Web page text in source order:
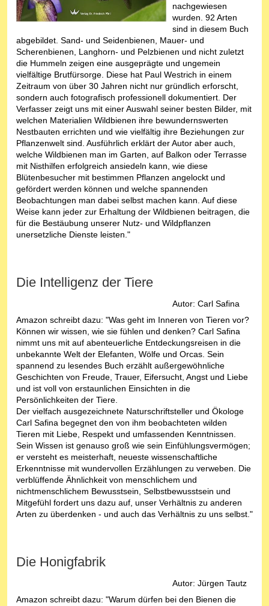
nachgewiesen
wurden. 92 Arten
sind in diesem Buch
abgebildet. Sand- und Seidenbienen, Mauer- und
Scherenbienen, Langhorn- und Pelzbienen und nicht zuletzt
die Hummeln zeigen eine ausgeprägte und ungemein
vielfältige Brutfürsorge. Diese hat Paul Westrich in einem
Zeitraum von über 30 Jahren nicht nur gründlich erforscht,
sondern auch fotografisch professionell dokumentiert. Der
Verfasser zeigt uns mit einer Auswahl seiner besten Bilder, mit
welchen Materialien Wildbienen ihre bewundernswerten
Nestbauten errichten und wie vielfältig ihre Beziehungen zur
Pflanzenwelt sind. Ausführlich erklärt der Autor aber auch,
welche Wildbienen man im Garten, auf Balkon oder Terrasse
mit Nisthilfen erfolgreich ansiedeln kann, wie diese
Blütenbesucher mit bestimmen Pflanzen angelockt und
gefördert werden können und welche spannenden
Beobachtungen man dabei selbst machen kann. Auf diese
Weise kann jeder zur Erhaltung der Wildbienen beitragen, die
für die Bestäubung unserer Nutz- und Wildpflanzen
unersetzliche Dienste leisten."
Die Intelligenz der Tiere
Autor: Carl Safina
Amazon schreibt dazu: "Was geht im Inneren von Tieren vor?
Können wir wissen, wie sie fühlen und denken? Carl Safina
nimmt uns mit auf abenteuerliche Entdeckungsreisen in die
unbekannte Welt der Elefanten, Wölfe und Orcas. Sein
spannend zu lesendes Buch erzählt außergewöhnliche
Geschichten von Freude, Trauer, Eifersucht, Angst und Liebe
und ist voll von erstaunlichen Einsichten in die
Persönlichkeiten der Tiere.
Der vielfach ausgezeichnete Naturschriftsteller und Ökologe
Carl Safina begegnet den von ihm beobachteten wilden
Tieren mit Liebe, Respekt und umfassenden Kenntnissen.
Sein Wissen ist genauso groß wie sein Einfühlungsvermögen;
er versteht es meisterhaft, neueste wissenschaftliche
Erkenntnisse mit wundervollen Erzählungen zu verweben. Die
verblüffende Ähnlichkeit von menschlichem und
nichtmenschlichem Bewusstsein, Selbstbewusstsein und
Mitgefühl fordert uns dazu auf, unser Verhältnis zu anderen
Arten zu überdenken - und auch das Verhältnis zu uns selbst."
Die Honigfabrik
Autor: Jürgen Tautz
Amazon schreibt dazu: "Warum dürfen bei den Bienen die